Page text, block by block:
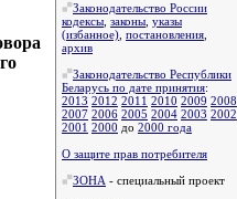
Законодательство России
кодексы законы указы
(избанное) постановления
архив
Законодательство Республики
Беларусь по дате принятия:
2013 2012 2011 2010 2009 2008
2007 2006 2005 2004 2003 2002
2001 2000 до 2000 года
О защите прав потребителя
ЗОНА - специальный проект